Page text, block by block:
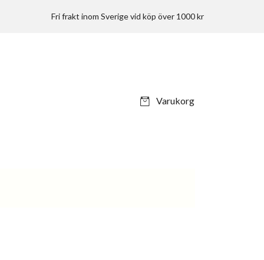
Fri frakt inom Sverige vid köp över 1000 kr
Varukorg